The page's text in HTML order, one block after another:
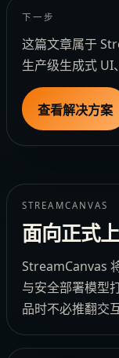
下一步
这篇文章属于
生产级生成式 UI
查看解决方案
STREAMCANVAS
面向正式
StreamCanvas
与安全部署模型
品时不必推翻交